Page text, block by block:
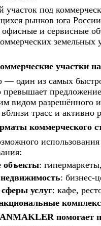
участок под
рынков юга
офисные и сервисные
земельных
участки
— один из самых
превышает
видом разрешённого
вблизи трасс и
коммерческого
объекты:
: бизнес-
услуг: кафе,
помогает